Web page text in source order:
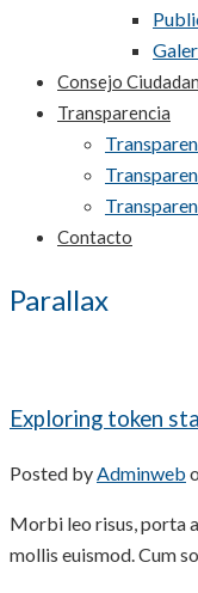
Consejo
Transparencia
Contacto
Parallax
Exploring token
Posted byAdminweb
Morbi leo risus, porta
mollis euismod. Cum